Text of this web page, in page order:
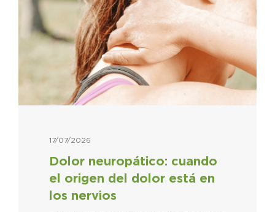
Dolor neuropático: cuando
el origen del dolor está en
los nervios
17/07/2026